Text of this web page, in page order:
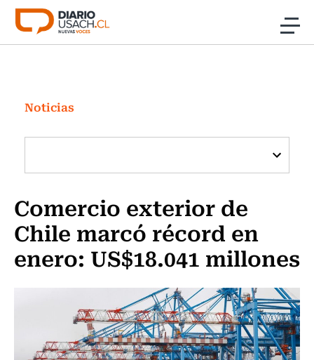
Click acá para ir directamente al contenido
Investigación
Cultura
Programas Radio y TV Usach
Noticias
Comercio exterior de
Chile marcó récord en
enero: US$18.041 millones